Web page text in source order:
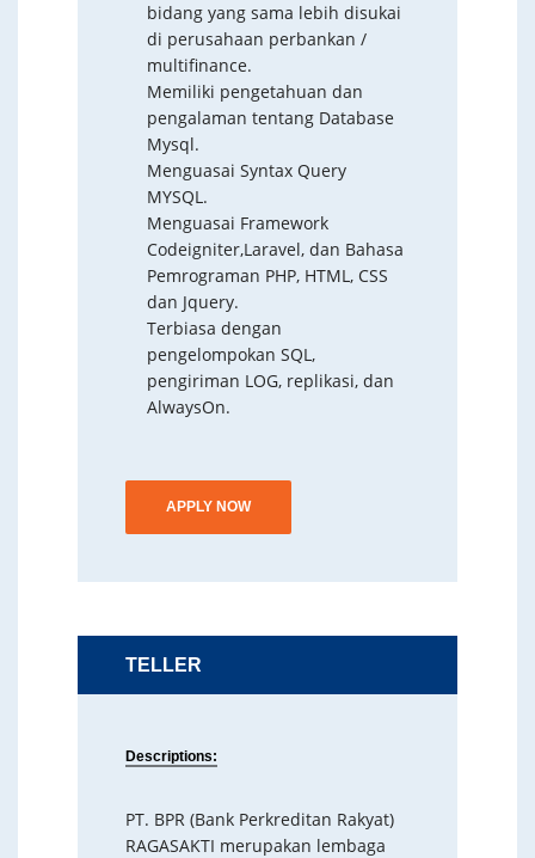
bidang yang sama lebih disukai
di perusahaan perbankan /
multifinance.
Memiliki pengetahuan dan
pengalaman tentang Database
Mysql.
Menguasai Syntax Query
MYSQL.
Menguasai Framework
Codeigniter,Laravel, dan Bahasa
Pemrograman PHP, HTML, CSS
dan Jquery.
Terbiasa dengan
pengelompokan SQL,
pengiriman LOG, replikasi, dan
AlwaysOn.
APPLY NOW
TELLER
Descriptions:
PT. BPR (Bank Perkreditan Rakyat)
RAGASAKTI merupakan lembaga